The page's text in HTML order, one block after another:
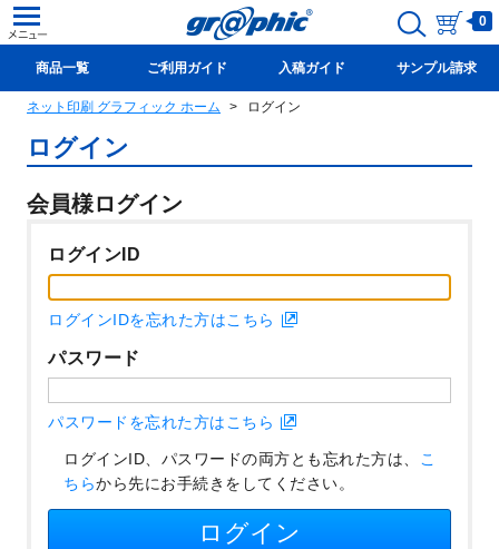
0
商品一覧 ご利用ガイド 入稿ガイド サンプル請求
新規会員登録(無料)
ネット印刷 グラフィック ホーム ログイン
ログイン
会員様ログイン
ログインID
ログインIDを忘れた方はこちら
パスワード
パスワードを忘れた方はこちら
ログインID、パスワードの両方とも忘れた方は、 こ
ちらから先にお手続きをしてください。
ログイン